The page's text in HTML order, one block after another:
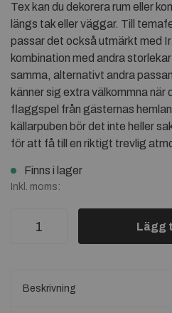
Tex kan du dekorera rum eller
längs tak eller väggar. Till
passar det också utmärkt med
kombination med andra
samma, alternativt andra
känner sig extra välkommna när
flaggspel från gästernas
källarpuben bör det inte heller
för att få till en riktigt trevlig
Finns i lager
Inkl. moms:
Lägg
Beskrivning